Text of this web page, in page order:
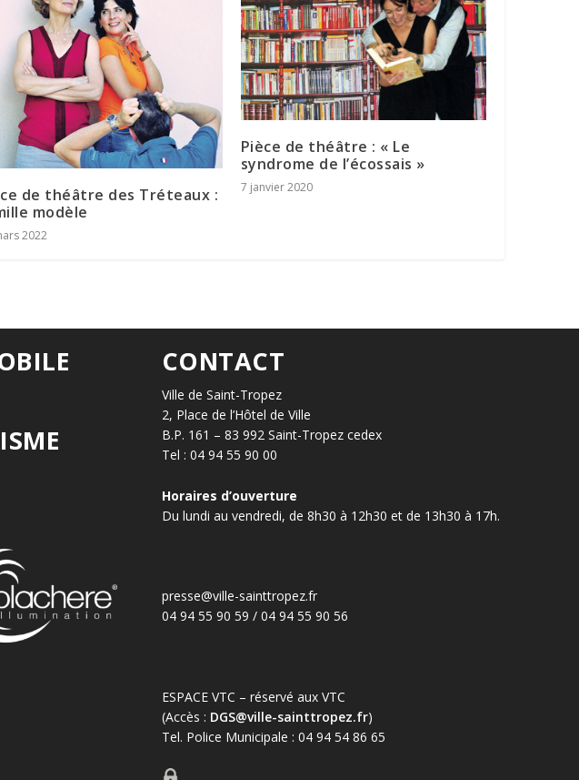
de théâtre des Tréteaux :
modèle
2022
Pièce de théâtre : « Le
syndrome de l’écossais »
7 janvier 2020
CONTACT
Ville de Saint-Tropez
2, Place de l’Hôtel de Ville
B.P. 161 – 83 992 Saint-Tropez cedex
Tel : 04 94 55 90 00
Horaires d’ouverture
Du lundi au vendredi, de 8h30 à 12h30 et de 13h30 à 17h.
presse@ville-sainttropez.fr
04 94 55 90 59 / 04 94 55 90 56
ESPACE VTC – réservé aux VTC
(Accès : DGS@ville-sainttropez.fr)
Tel. Police Municipale : 04 94 54 86 65